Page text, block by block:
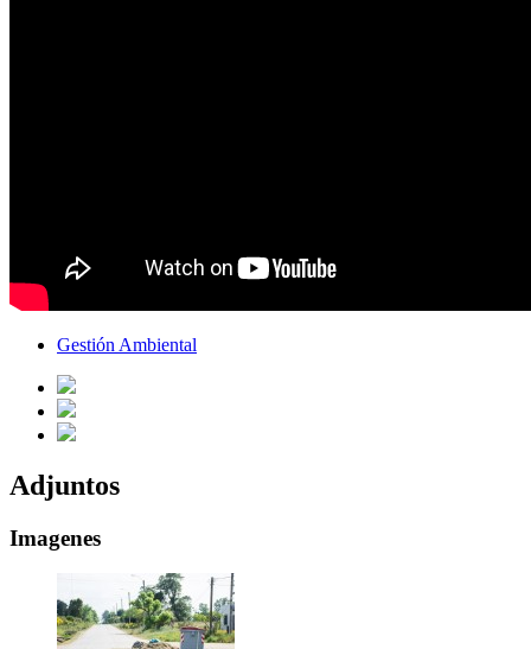
Gestión Ambiental
Adjuntos
Imagenes